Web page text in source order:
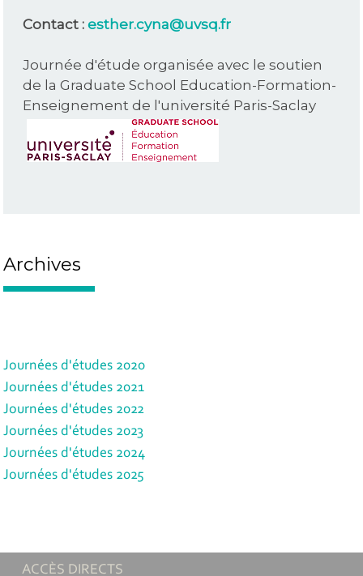
Contact :esther.cyna@uvsq.fr
Journée d'étude organisée avec le soutien
de la Graduate School Education-Formation-
Enseignement de l'université Paris-Saclay
Archives
Journées d'études 2020
Journées d'études 2021
Journées d'études 2022
Journées d'études 2023
Journées d'études 2024
Journées d'études 2025
ACCÈS DIRECTS